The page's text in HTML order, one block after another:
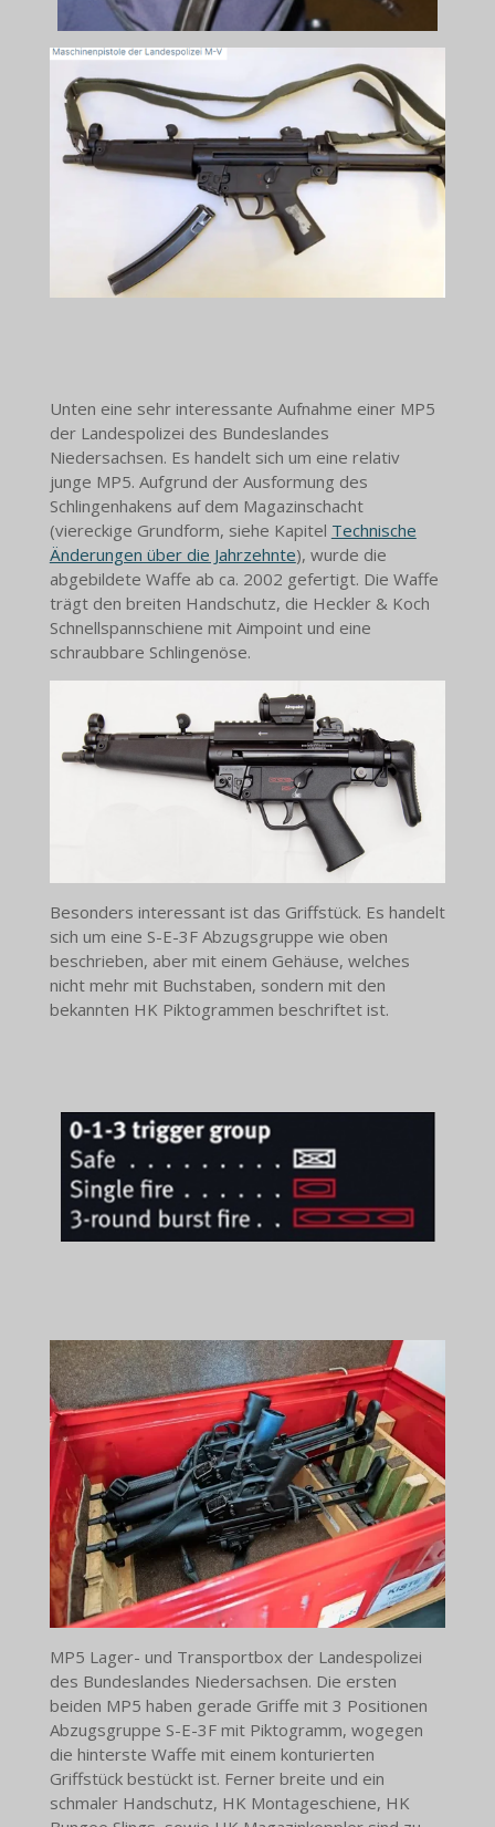
Unten eine sehr interessante Aufnahme einer MP5
der Landespolizei des Bundeslandes
Niedersachsen. Es handelt sich um eine relativ
junge MP5. Aufgrund der Ausformung des
Schlingenhakens auf dem Magazinschacht
(viereckige Grundform, siehe Kapitel Technische
Änderungen über die Jahrzehnte), wurde die
abgebildete Waffe ab ca. 2002 gefertigt. Die Waffe
trägt den breiten Handschutz, die Heckler & Koch
Schnellspannschiene mit Aimpoint und eine
schraubbare Schlingenöse.
Besonders interessant ist das Griffstück. Es handelt
sich um eine S-E-3F Abzugsgruppe wie oben
beschrieben, aber mit einem Gehäuse, welches
nicht mehr mit Buchstaben, sondern mit den
bekannten HK Piktogrammen beschriftet ist.
MP5 Lager- und Transportbox der Landespolizei
des Bundeslandes Niedersachsen. Die ersten
beiden MP5 haben gerade Griffe mit 3 Positionen
Abzugsgruppe S-E-3F mit Piktogramm, wogegen
die hinterste Waffe mit einem konturierten
Griffstück bestückt ist. Ferner breite und ein
schmaler Handschutz, HK Montageschiene, HK